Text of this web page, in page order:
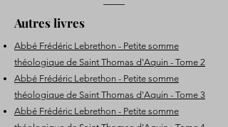
Autres livres
Abbé Frédéric Lebrethon - Petite somme
théologique de Saint Thomas d'Aquin - Tome 2
Abbé Frédéric Lebrethon - Petite somme
théologique de Saint Thomas d'Aquin - Tome 3
Abbé Frédéric Lebrethon - Petite somme